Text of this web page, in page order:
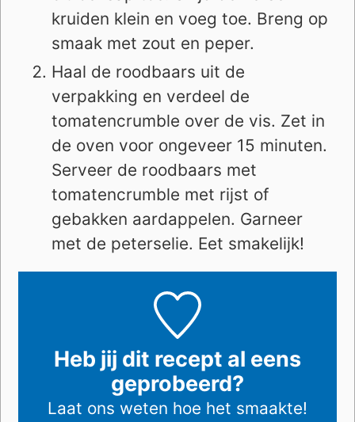
kruiden klein en voeg toe. Breng op
smaak met zout en peper.
Haal de roodbaars uit de
verpakking en verdeel de
tomatencrumble over de vis. Zet in
de oven voor ongeveer 15 minuten.
Serveer de roodbaars met
tomatencrumble met rijst of
gebakken aardappelen. Garneer
met de peterselie. Eet smakelijk!
Heb jij dit recept al eens
geprobeerd?
Laat ons weten hoe het smaakte!